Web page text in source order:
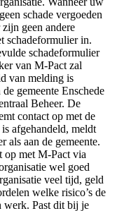
schade vergoeden
geen andere
schadeformulier in.
schadeformulier
van M-Pact zal
van melding is
gemeente Enschede
Beheer. De
contact op met de
afgehandeld, meldt
aan de gemeente.
op met M-Pact via
wel goed
veel tijd, geld
welke risico’s de
Past dit bij je